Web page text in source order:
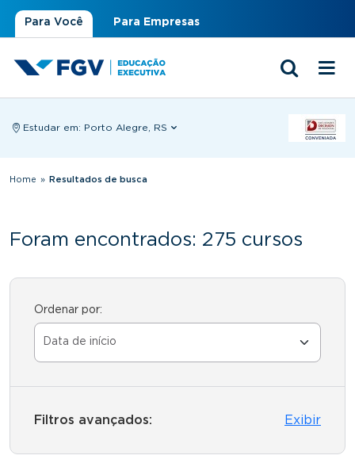
Para Você Para Empresas
Estudar em: Porto Alegre, RS
Você está aqui
Home » Resultados de busca
Foram encontrados: 275 cursos
Ordenar por:
Filtros avançados: Exibir